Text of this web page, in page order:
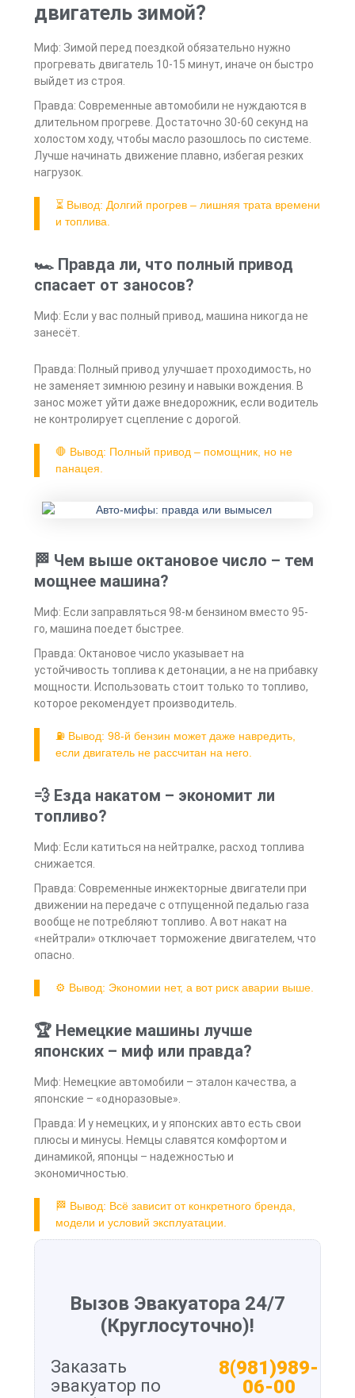
двигатель зимой?
Миф: Зимой перед поездкой обязательно нужно
прогревать двигатель 10-15 минут, иначе он быстро
выйдет из строя.
Правда: Современные автомобили не нуждаются в
длительном прогреве. Достаточно 30-60 секунд на
холостом ходу, чтобы масло разошлось по системе.
Лучше начинать движение плавно, избегая резких
нагрузок.
⏳ Вывод: Долгий прогрев – лишняя трата времени
и топлива.
🏎️ Правда ли, что полный привод
спасает от заносов?
Миф: Если у вас полный привод, машина никогда не
занесёт.
Правда: Полный привод улучшает проходимость, но
не заменяет зимнюю резину и навыки вождения. В
занос может уйти даже внедорожник, если водитель
не контролирует сцепление с дорогой.
🛑 Вывод: Полный привод – помощник, но не
панацея.
🏁 Чем выше октановое число – тем
мощнее машина?
Миф: Если заправляться 98-м бензином вместо 95-
го, машина поедет быстрее.
Правда: Октановое число указывает на
устойчивость топлива к детонации, а не на прибавку
мощности. Использовать стоит только то топливо,
которое рекомендует производитель.
⛽ Вывод: 98-й бензин может даже навредить,
если двигатель не рассчитан на него.
💨 Езда накатом – экономит ли
топливо?
Миф: Если катиться на нейтралке, расход топлива
снижается.
Правда: Современные инжекторные двигатели при
движении на передаче с отпущенной педалью газа
вообще не потребляют топливо. А вот накат на
«нейтрали» отключает торможение двигателем, что
опасно.
⚙ Вывод: Экономии нет, а вот риск аварии выше.
🏆 Немецкие машины лучше
японских – миф или правда?
Миф: Немецкие автомобили – эталон качества, а
японские – «одноразовые».
Правда: И у немецких, и у японских авто есть свои
плюсы и минусы. Немцы славятся комфортом и
динамикой, японцы – надежностью и
экономичностью.
🏁 Вывод: Всё зависит от конкретного бренда,
модели и условий эксплуатации.
Вызов Эвакуатора 24/7
(Круглосуточно)!
Заказать
эвакуатор по
8(981)989-
06-00